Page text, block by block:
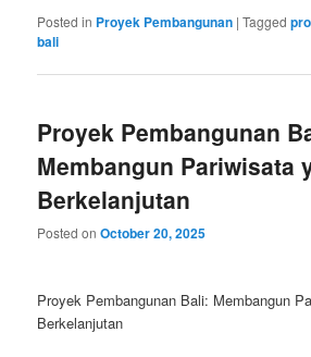
Posted in Proyek Pembangunan |Tagged
bali
Proyek Pembangunan
Membangun Pariwisata
Berkelanjutan
Posted onOctober 20, 2025
Proyek Pembangunan Bali: Membangun
Berkelanjutan